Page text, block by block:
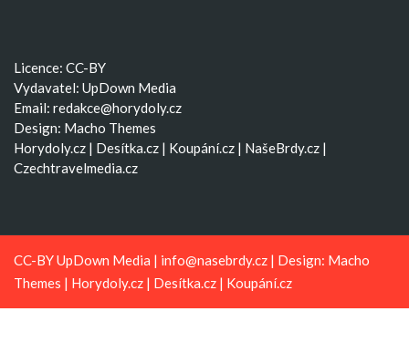
Licence: CC-BY
Vydavatel: UpDown Media
Email: redakce@horydoly.cz
Design: Macho Themes
Horydoly.cz | Desítka.cz | Koupání.cz | NašeBrdy.cz |
Czechtravelmedia.cz
CC-BY UpDown Media | info@nasebrdy.cz | Design: Macho
Themes | Horydoly.cz | Desítka.cz | Koupání.cz